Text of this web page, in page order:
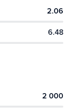
2.06
6.48
2 000